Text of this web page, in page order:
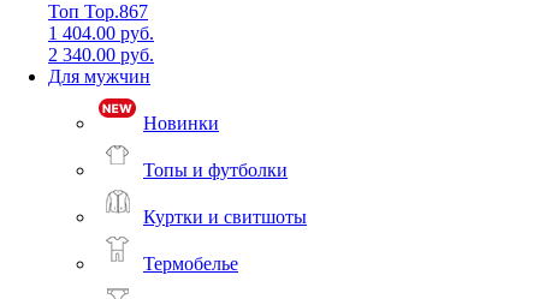
Топ Top.867
1 404.00 руб.
2 340.00 руб.
Для мужчин
Новинки
Топы и футболки
Куртки и свитшоты
Термобелье